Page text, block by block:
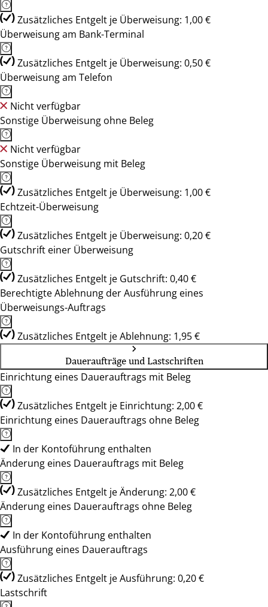
Zusätzliches Entgelt je Überweisung: 1,00 €
Überweisung am Bank-Terminal
Zusätzliches Entgelt je Überweisung: 0,50 €
Überweisung am Telefon
Nicht verfügbar
Sonstige Überweisung ohne Beleg
Nicht verfügbar
Sonstige Überweisung mit Beleg
Zusätzliches Entgelt je Überweisung: 1,00 €
Echtzeit-Überweisung
Zusätzliches Entgelt je Überweisung: 0,20 €
Gutschrift einer Überweisung
Zusätzliches Entgelt je Gutschrift: 0,40 €
Berechtigte Ablehnung der Ausführung eines
Überweisungs-Auftrags
Zusätzliches Entgelt je Ablehnung: 1,95 €
Daueraufträge und Lastschriften
Einrichtung eines Dauerauftrags mit Beleg
Zusätzliches Entgelt je Einrichtung: 2,00 €
Einrichtung eines Dauerauftrags ohne Beleg
In der Kontoführung enthalten
Änderung eines Dauerauftrags mit Beleg
Zusätzliches Entgelt je Änderung: 2,00 €
Änderung eines Dauerauftrags ohne Beleg
In der Kontoführung enthalten
Ausführung eines Dauerauftrags
Zusätzliches Entgelt je Ausführung: 0,20 €
Lastschrift